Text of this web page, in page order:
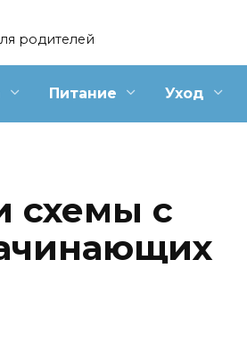
родителей
Питание Уход
схемы с